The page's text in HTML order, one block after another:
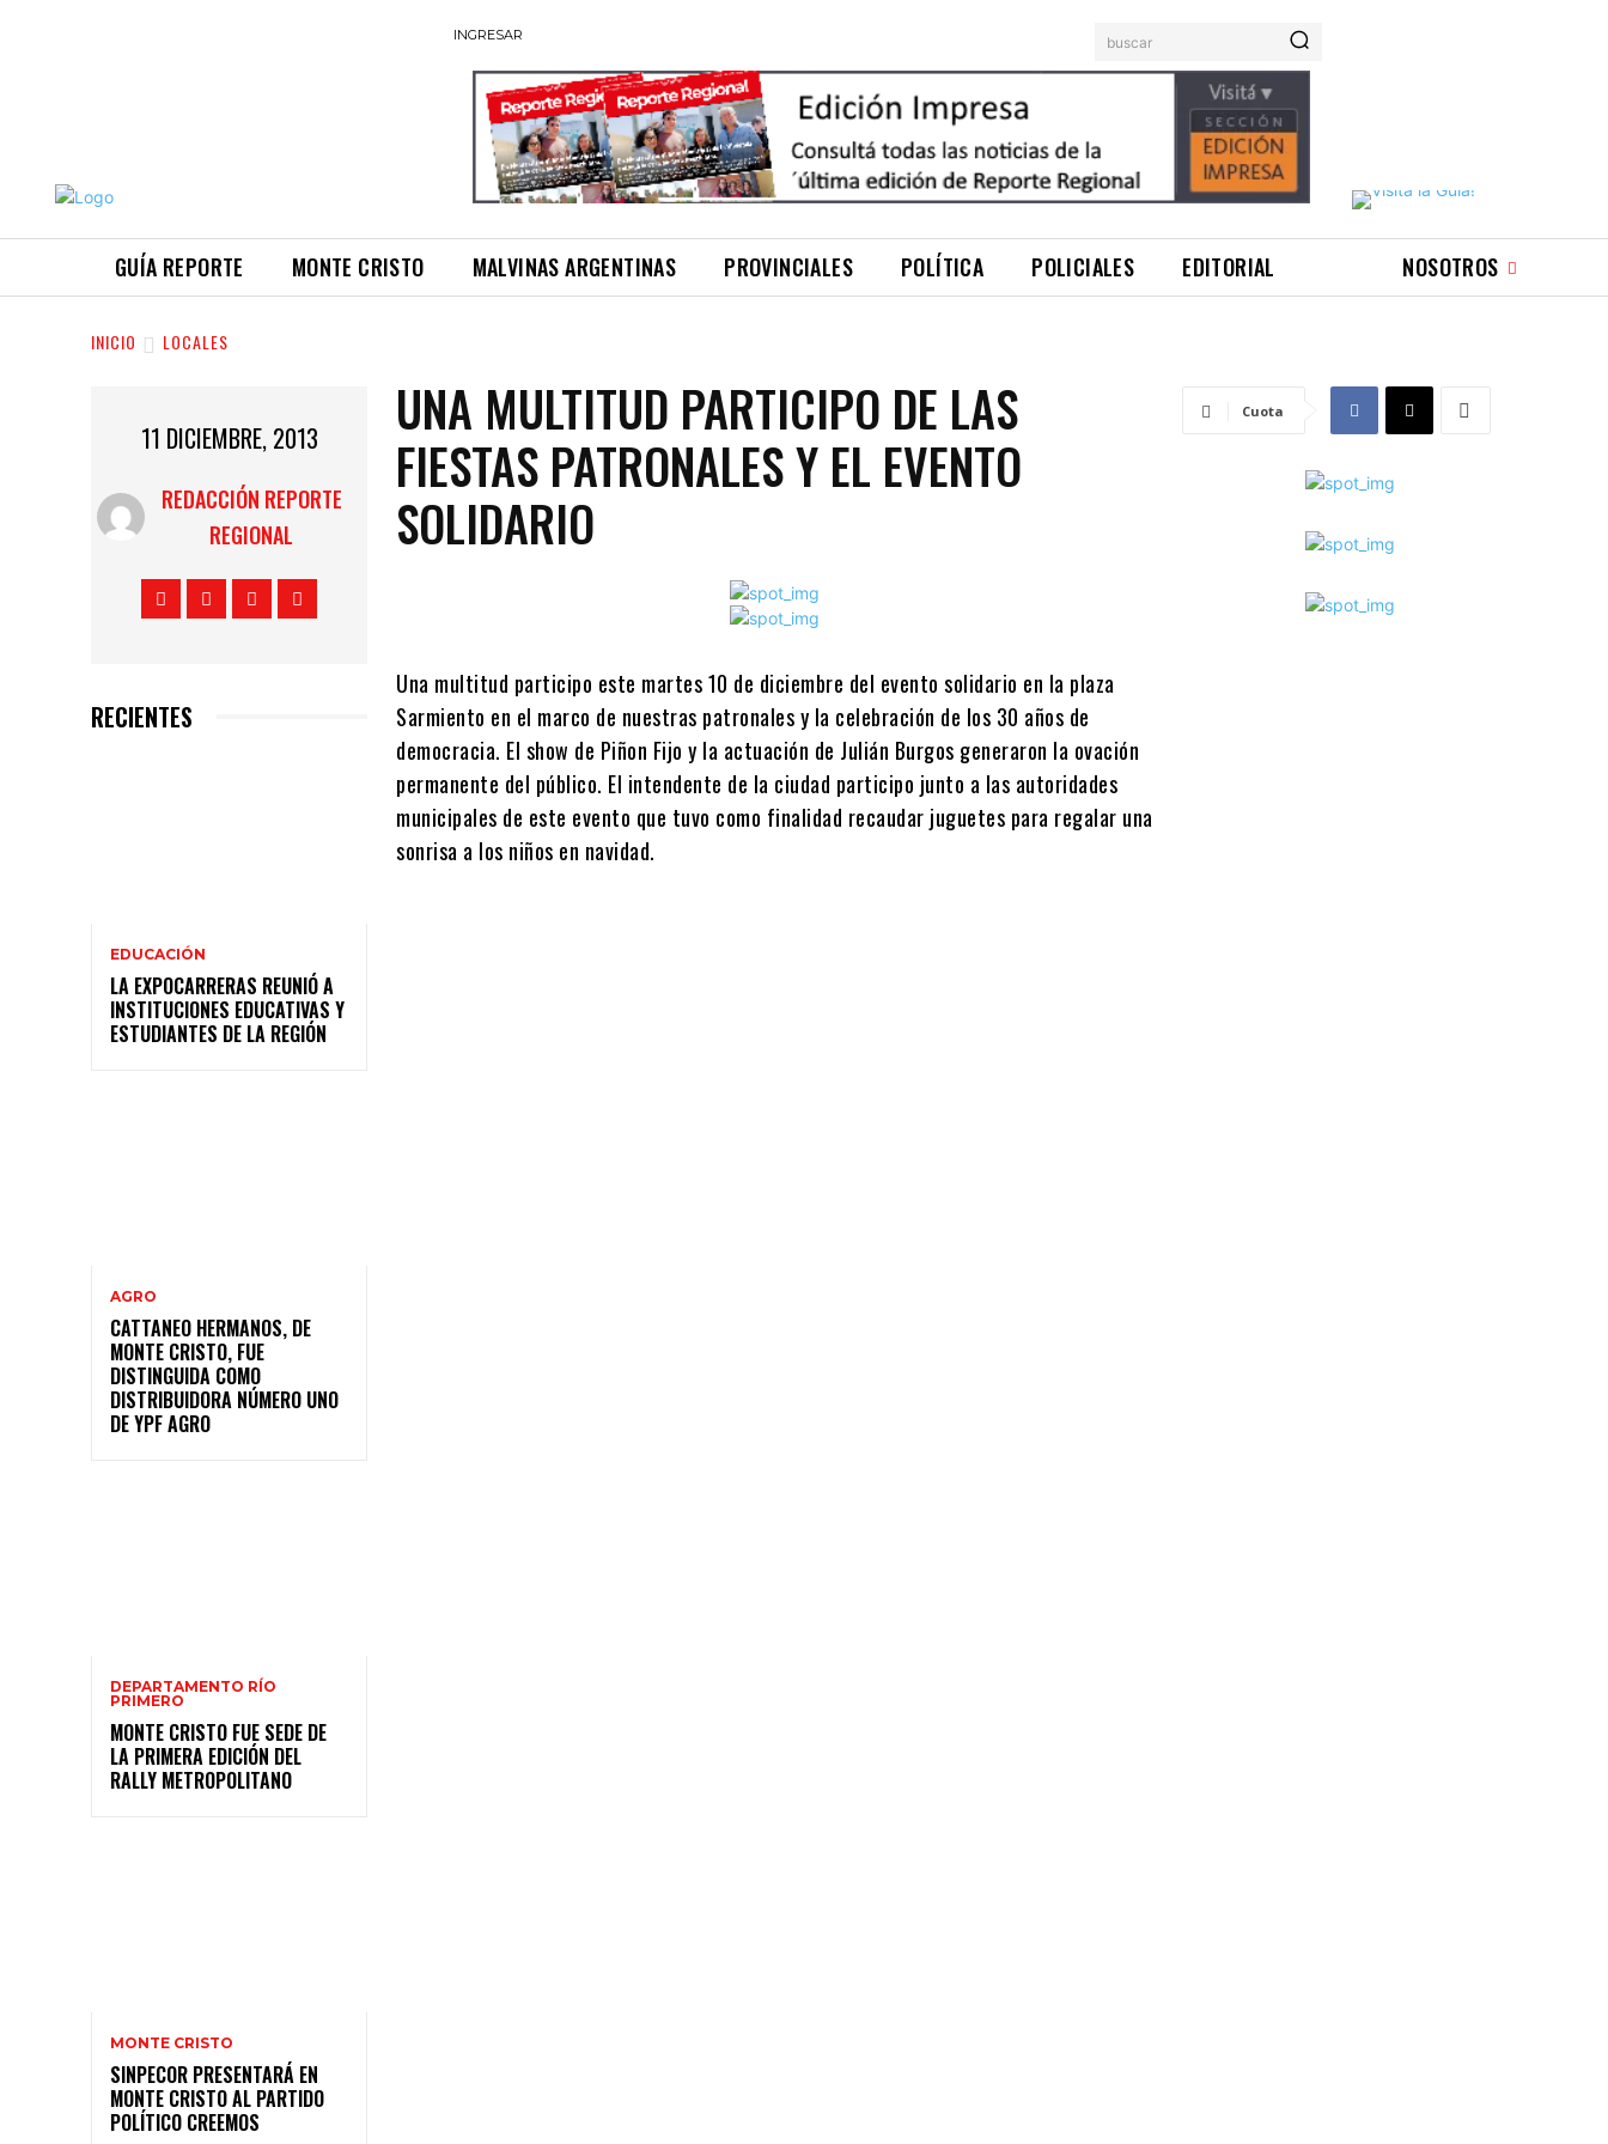
INGRESAR buscar
GUÍA REPORTE MONTE CRISTO MALVINAS ARGENTINAS PROVINCIALES POLÍTICA POLICIALES EDITORIAL NOSOTROS
INICIO LOCALES
11 DICIEMBRE, 2013
REDACCIÓN REPORTE
REGIONAL
RECIENTES
EDUCACIÓN
LA EXPOCARRERAS REUNIÓ A
INSTITUCIONES EDUCATIVAS Y
ESTUDIANTES DE LA REGIÓN
AGRO
CATTANEO HERMANOS, DE
MONTE CRISTO, FUE
DISTINGUIDA COMO
DISTRIBUIDORA NÚMERO UNO
DE YPF AGRO
DEPARTAMENTO RÍO
PRIMERO
MONTE CRISTO FUE SEDE DE
LA PRIMERA EDICIÓN DEL
RALLY METROPOLITANO
MONTE CRISTO
SINPECOR PRESENTARÁ EN
MONTE CRISTO AL PARTIDO
POLÍTICO CREEMOS
UNA MULTITUD PARTICIPO DE LAS
FIESTAS PATRONALES Y EL EVENTO
SOLIDARIO
Una multitud participo este martes 10 de diciembre del evento solidario en la plaza
Sarmiento en el marco de nuestras patronales y la celebración de los 30 años de
democracia. El show de Piñon Fijo y la actuación de Julián Burgos generaron la ovación
permanente del público. El intendente de la ciudad participo junto a las autoridades
municipales de este evento que tuvo como finalidad recaudar juguetes para regalar una
sonrisa a los niños en navidad.
Cuota